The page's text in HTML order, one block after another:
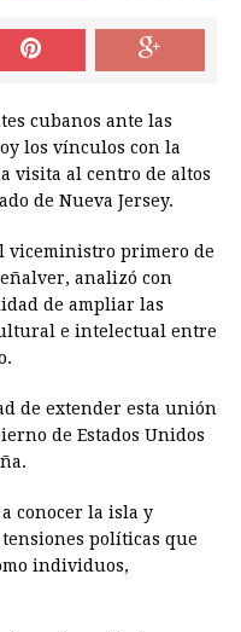
cubanos ante las
los vínculos con la
visita al centro de altos
de Nueva Jersey.
viceministro primero de
analizó con
de ampliar las
e intelectual entre
de extender esta unión
de Estados Unidos
conocer la isla y
políticas que
individuos,